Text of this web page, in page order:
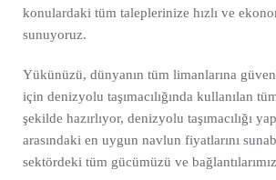
konulardaki tüm taleplerinize hızlı ve
sunuyoruz.
Yükünüzü, dünyanın tüm limanlarına
için denizyolu taşımacılığında kullanılan
şekilde hazırlıyor, denizyolu taşımacılığı
arasındaki en uygun navlun fiyatlarını
sektördeki tüm gücümüzü ve